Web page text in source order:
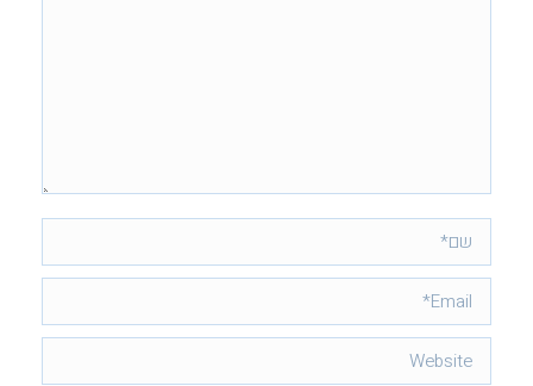
שם *
Email *
Website